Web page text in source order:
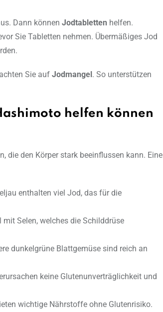
Dann können Jodtabletten helfen.
Sie Tabletten nehmen. Übermäßiges Jod
Sie auf Jodmangel . So unterstützen
helfen können
die den Körper stark beeinflussen kann. Eine
enthalten viel Jod, das für die
mit Selen, welches die Schilddrüse
dunkelgrüne Blattgemüse sind reich an
keine Glutenunverträglichkeit und
wichtige Nährstoffe ohne Glutenrisiko.